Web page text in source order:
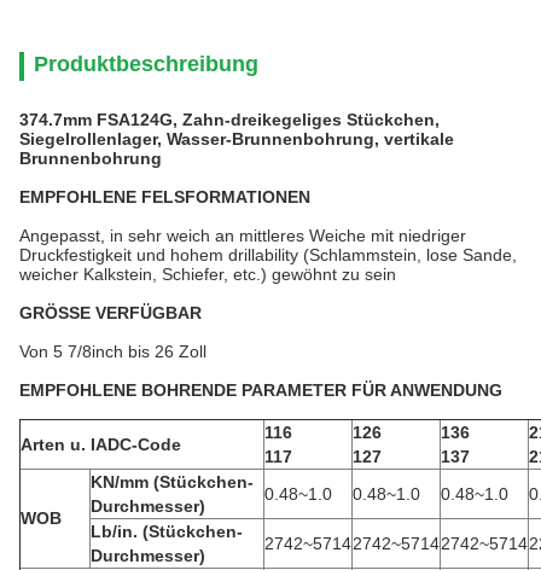
Produktbeschreibung
374.7mm FSA124G, Zahn-dreikegeliges Stückchen,
Siegelrollenlager, Wasser-Brunnenbohrung, vertikale
Brunnenbohrung
EMPFOHLENE FELSFORMATIONEN
Angepasst, in sehr weich an mittleres Weiche mit niedriger
Druckfestigkeit und hohem drillability (Schlammstein, lose Sande,
weicher Kalkstein, Schiefer, etc.) gewöhnt zu sein
GRÖSSE VERFÜGBAR
Von 5 7/8inch bis 26 Zoll
EMPFOHLENE BOHRENDE PARAMETER FÜR ANWENDUNG
Arten u. IADC-Code
116
117
126
127
136
137
WOB
KN/mm (Stückchen-
Durchmesser)
0.48~1.0 0.48~1.0 0.48~1.0
Lb/in. (Stückchen-
Durchmesser)
2742~57142742~57142742~5714